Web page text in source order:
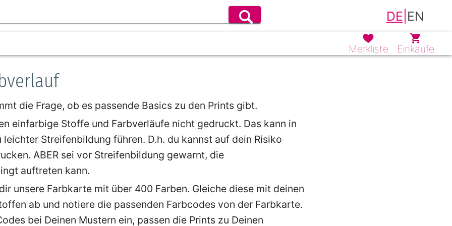
DE EN
Merkliste Einkäufe
die Frage, ob es passende Basics zu den Prints gibt.
einfarbige Stoffe und Farbverläufe nicht gedruckt. Das kann in
leichter Streifenbildung führen. D.h. du kannst auf dein Risiko
ABER sei vor Streifenbildung gewarnt, die
auftreten kann.
unsere Farbkarte mit über 400 Farben. Gleiche diese mit deinen
ab und notiere die passenden Farbcodes von der Farbkarte.
bei Deinen Mustern ein, passen die Prints zu Deinen